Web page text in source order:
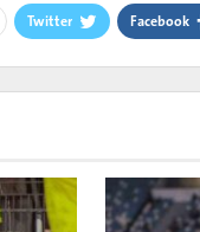
Facebook
Twitter